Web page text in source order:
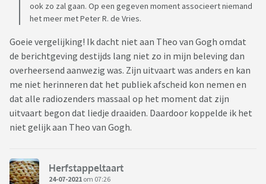
ook zo zal gaan. Op een gegeven moment associeert niemand
het meer met Peter R. de Vries.
Goeie vergelijking! Ik dacht niet aan Theo van Gogh omdat
de berichtgeving destijds lang niet zo in mijn beleving dan
overheersend aanwezig was. Zijn uitvaart was anders en kan
me niet herinneren dat het publiek afscheid kon nemen en
dat alle radiozenders massaal op het moment dat zijn
uitvaart begon dat liedje draaiden. Daardoor koppelde ik het
niet gelijk aan Theo van Gogh.
Herfstappeltaart
24-07-2021 om 07:26